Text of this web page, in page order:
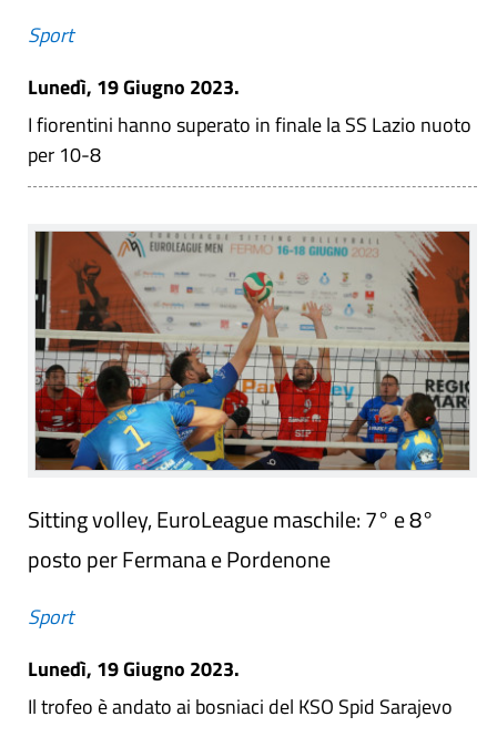
Sport
Lunedì, 19 Giugno 2023.
I fiorentini hanno superato in finale la SS Lazio nuoto
per 10-8
Sitting volley, EuroLeague maschile: 7° e 8°
posto per Fermana e Pordenone
Sport
Lunedì, 19 Giugno 2023.
Il trofeo è andato ai bosniaci del KSO Spid Sarajevo